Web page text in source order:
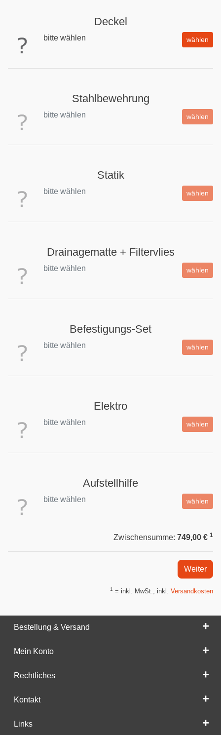
Deckel
bitte wählen wählen
Stahlbewehrung
bitte wählen wählen
Statik
bitte wählen wählen
Drainagematte + Filtervlies
bitte wählen wählen
Befestigungs-Set
bitte wählen wählen
Elektro
bitte wählen wählen
Aufstellhilfe
bitte wählen wählen
Zwischensumme: 749,00 € 1
Weiter
1 = inkl. MwSt., inkl. Versandkosten
Bestellung & Versand
Mein Konto
Rechtliches
Kontakt
Links